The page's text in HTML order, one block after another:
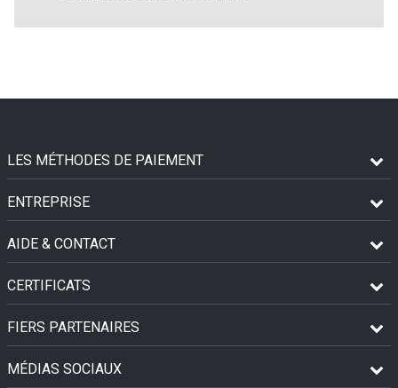
LES MÉTHODES DE PAIEMENT
ENTREPRISE
AIDE & CONTACT
CERTIFICATS
FIERS PARTENAIRES
MÉDIAS SOCIAUX